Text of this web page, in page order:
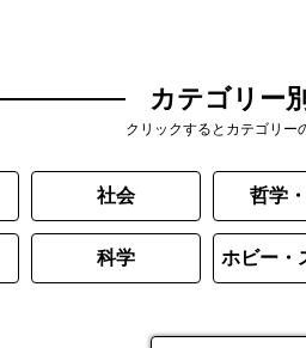
カテゴリー
クリックするとカテゴリー
社会 哲学
科学 ホビー・